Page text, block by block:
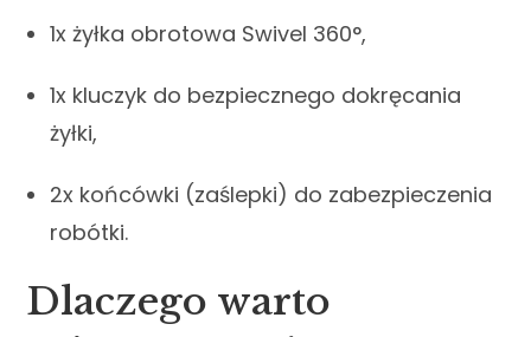
1x żyłka obrotowa Swivel 360°,
1x kluczyk do bezpiecznego dokręcania
żyłki,
2x końcówki (zaślepki) do zabezpieczenia
robótki.
Dlaczego warto